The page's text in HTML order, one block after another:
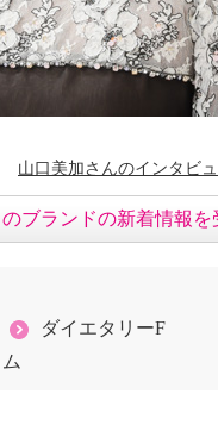
山口美加さんのインタビ
のブランドの新着情報を
ダイエタリーF